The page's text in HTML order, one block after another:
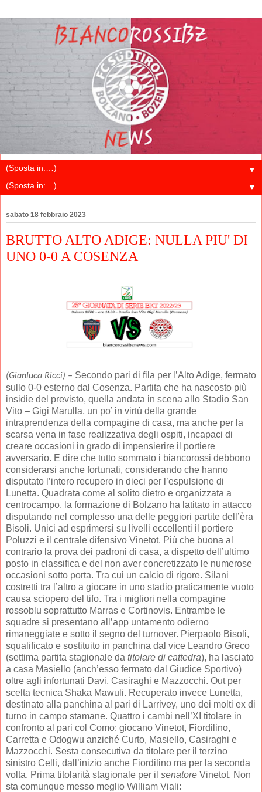
▼
▼
sabato 18 febbraio 2023
BRUTTO ALTO ADIGE: NULLA PIU' DI
UNO 0-0 A COSENZA
(Gianluca Ricci) – Secondo pari di fila per l’Alto Adige, fermato
sullo 0-0 esterno dal Cosenza. Partita che ha nascosto più
insidie del previsto, quella andata in scena allo Stadio San
Vito – Gigi Marulla, un po’ in virtù della grande
intraprendenza della compagine di casa, ma anche per la
scarsa vena in fase realizzativa degli ospiti, incapaci di
creare occasioni in grado di impensierire il portiere
avversario. E dire che tutto sommato i biancorossi debbono
considerarsi anche fortunati, considerando che hanno
disputato l’intero recupero in dieci per l’espulsione di
Lunetta. Quadrata come al solito dietro e organizzata a
centrocampo, la formazione di Bolzano ha latitato in attacco
disputando nel complesso una delle peggiori partite dell’èra
Bisoli. Unici ad esprimersi su livelli eccellenti il portiere
Poluzzi e il centrale difensivo Vinetot. Più che buona al
contrario la prova dei padroni di casa, a dispetto dell’ultimo
posto in classifica e del non aver concretizzato le numerose
occasioni sotto porta. Tra cui un calcio di rigore. Silani
costretti tra l’altro a giocare in uno stadio praticamente vuoto
causa sciopero del tifo. Tra i migliori nella compagine
rossoblu soprattutto Marras e Cortinovis. Entrambe le
squadre si presentano all’app untamento odierno
rimaneggiate e sotto il segno del turnover. Pierpaolo Bisoli,
squalificato e sostituito in panchina dal vice Leandro Greco
(settima partita stagionale da titolare di cattedra), ha lasciato
a casa Masiello (anch’esso fermato dal Giudice Sportivo)
oltre agli infortunati Davi, Casiraghi e Mazzocchi. Out per
scelta tecnica Shaka Mawuli. Recuperato invece Lunetta,
destinato alla panchina al pari di Larrivey, uno dei molti ex di
turno in campo stamane. Quattro i cambi nell’XI titolare in
confronto al pari col Como: giocano Vinetot, Fiordilino,
Carretta e Odogwu anziché Curto, Masiello, Casiraghi e
Mazzocchi. Sesta consecutiva da titolare per il terzino
sinistro Celli, dall’inizio anche Fiordilino ma per la seconda
volta. Prima titolarità stagionale per il senatore Vinetot. Non
sta comunque messo meglio William Viali: